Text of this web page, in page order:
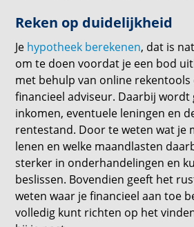
Reken op duidelijkheid
Je hypotheek berekenen, dat is
om te doen voordat je een bod
met behulp van online rekentools
financieel adviseur. Daarbij wordt
inkomen, eventuele leningen en
rentestand. Door te weten wat je
lenen en welke maandlasten
sterker in onderhandelingen en
beslissen. Bovendien geeft het
weten waar je financieel aan toe
volledig kunt richten op het